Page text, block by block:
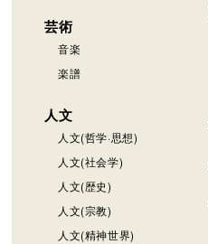
芸術
音楽
楽譜
人文
人文(哲学·思想)
人文(社会学)
人文(歴史)
人文(宗教)
人文(精神世界)